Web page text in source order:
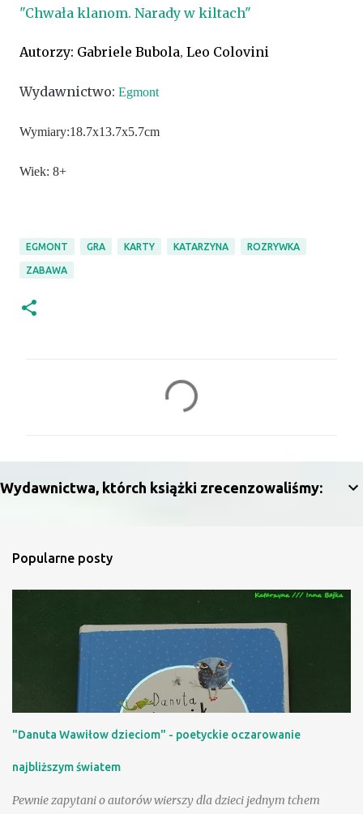
"Chwała klanom. Narady w kiltach"
Autorzy: Gabriele Bubola, Leo Colovini
Wydawnictwo: Egmont
Wymiary:18.7x13.7x5.7cm
Wiek: 8+
EGMONT GRA KARTY KATARZYNA ROZRYWKA
ZABAWA
t
z
e
Wydawnictwa, którch książki zrecenzowaliśmy:
Popularne posty
"Danuta Wawiłow dzieciom" - poetyckie oczarowanie
najbliższym światem
Pewnie zapytani o autorów wierszy dla dzieci jednym tchem